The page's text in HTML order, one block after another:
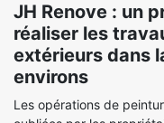
JH Renove : un
réaliser les
extérieurs dans
environs
Les opérations de